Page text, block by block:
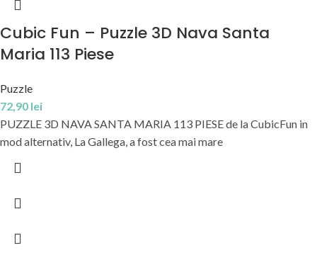
Cubic Fun – Puzzle 3D Nava Santa
Maria 113 Piese
Puzzle
72,90 lei
PUZZLE 3D NAVA SANTA MARIA 113 PIESE de la CubicFun in
mod alternativ, La Gallega, a fost cea mai mare